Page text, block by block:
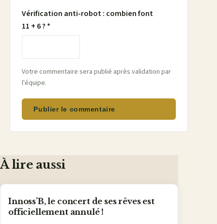
Vérification anti-robot : combien font
11 + 6 ? *
Votre commentaire sera publié après validation par
l'équipe.
Publier le commentaire
À lire aussi
Innoss’B, le concert de ses rêves est
officiellement annulé !